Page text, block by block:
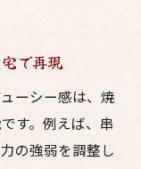
で再現
ーシー感は、焼
す。例えば、串
の強弱を調整し